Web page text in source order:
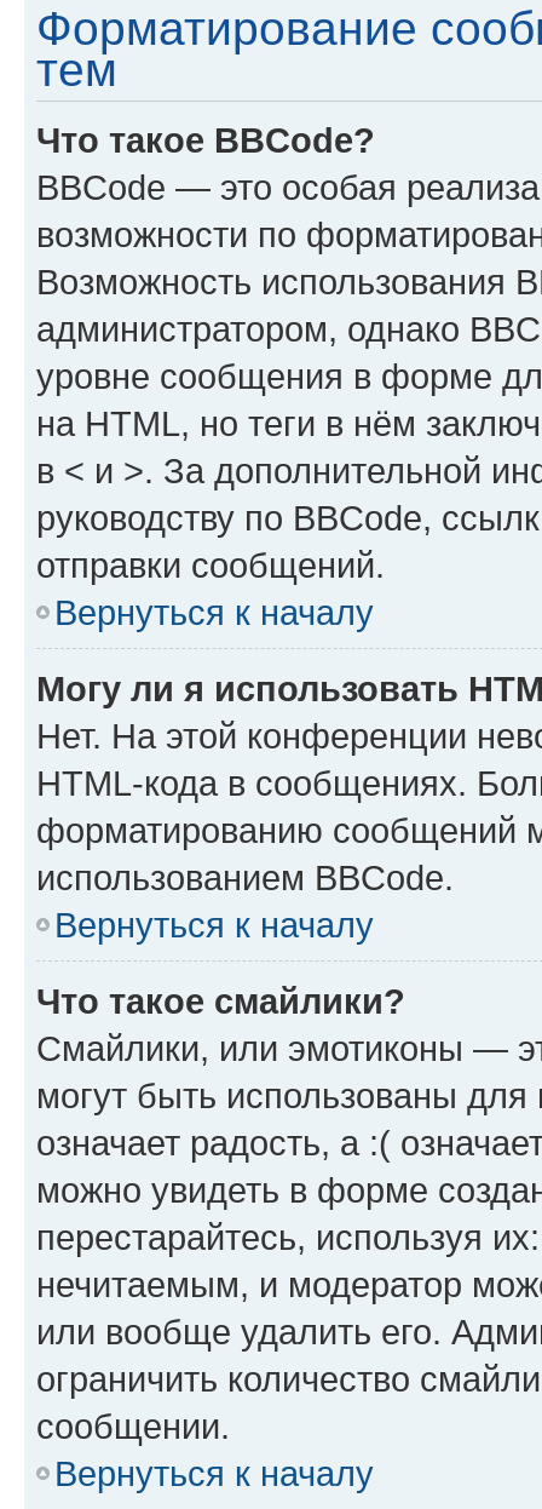
Форматирование
тем
Что такое BBCode?
BBCode — это особая
возможности по
Возможность использования
администратором, однако
уровне сообщения в форме
на HTML, но теги в нём
в < и >. За дополнительной
руководству по BBCode,
отправки сообщений.
Вернуться к началу
Могу ли я использовать
Нет. На этой конференции
HTML-кода в сообщениях.
форматированию сообщений
использованием BBCode.
Вернуться к началу
Что такое смайлики?
Смайлики, или эмотиконы —
могут быть использованы
означает радость, а :(
можно увидеть в форме
перестарайтесь, используя
нечитаемым, и модератор
или вообще удалить его.
ограничить количество
сообщении.
Вернуться к началу